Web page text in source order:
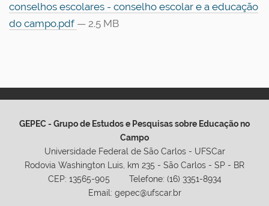
conselhos escolares - conselho escolar e a educação
do campo.pdf — 2.5 MB
GEPEC - Grupo de Estudos e Pesquisas sobre Educação no
Campo
Universidade Federal de São Carlos - UFSCar
Rodovia Washington Luis, km 235 - São Carlos - SP - BR
CEP: 13565-905 Telefone: (16) 3351-8934
Email: gepec@ufscar.br